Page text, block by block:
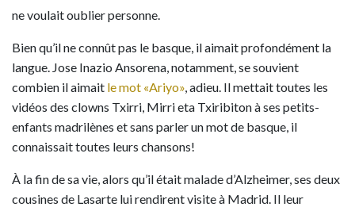
ne voulait oublier personne.
Bien qu’il ne connût pas le basque, il aimait profondément la
langue. Jose Inazio Ansorena, notamment, se souvient
combien il aimait le mot «Ariyo», adieu. Il mettait toutes les
vidéos des clowns Txirri, Mirri eta Txiribiton à ses petits-
enfants madrilènes et sans parler un mot de basque, il
connaissait toutes leurs chansons!
À la fin de sa vie, alors qu’il était malade d’Alzheimer, ses deux
cousines de Lasarte lui rendirent visite à Madrid. Il leur